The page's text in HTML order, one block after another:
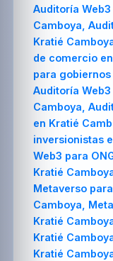
Auditoría
Camboya,
Kratié
de comercio
para gobiernos
Auditoría
Camboya,
en Kratié
inversionistas
Web3 para
Kratié
Metaverso
Camboya,
Kratié
Kratié
Kratié